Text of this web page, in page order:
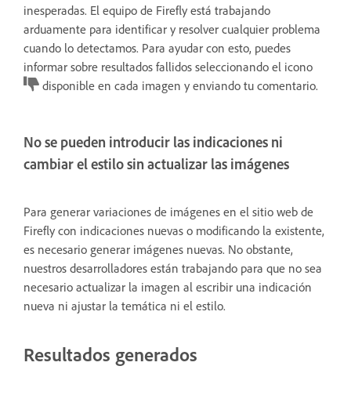
inesperadas. El equipo de Firefly está trabajando
arduamente para identificar y resolver cualquier problema
cuando lo detectamos. Para ayudar con esto, puedes
informar sobre resultados fallidos seleccionando el icono
disponible en cada imagen y enviando tu comentario.
No se pueden introducir las indicaciones ni
cambiar el estilo sin actualizar las imágenes
Para generar variaciones de imágenes en el sitio web de
Firefly con indicaciones nuevas o modificando la existente,
es necesario generar imágenes nuevas. No obstante,
nuestros desarrolladores están trabajando para que no sea
necesario actualizar la imagen al escribir una indicación
nueva ni ajustar la temática ni el estilo.
Resultados generados